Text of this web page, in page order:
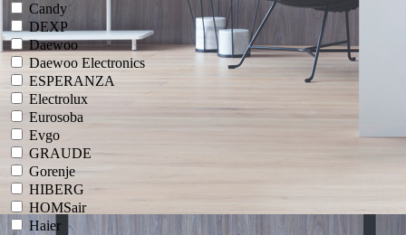
Candy
DEXP
Daewoo
Daewoo Electronics
ESPERANZA
Electrolux
Eurosoba
Evgo
GRAUDE
Gorenje
HIBERG
HOMSair
Haier